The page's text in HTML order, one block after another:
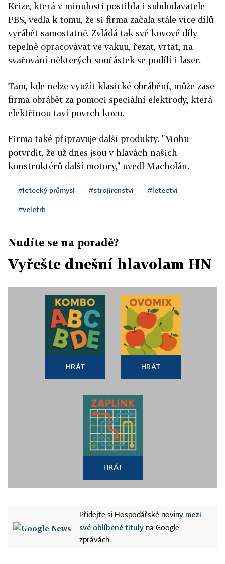
Krize, která v minulosti postihla i subdodavatele
PBS, vedla k tomu, že si firma začala stále více dílů
vyrábět samostatně. Zvládá tak své kovové díly
tepelně opracovávat ve vakuu, řezat, vrtat, na
svařování některých součástek se podílí i laser.
Tam, kde nelze využít klasické obrábění, může zase
firma obrábět za pomoci speciální elektrody, která
elektřinou taví povrch kovu.
Firma také připravuje další produkty. "Mohu
potvrdit, že už dnes jsou v hlavách našich
konstruktérů další motory," uvedl Macholán.
#letecký průmysl #strojírenství #letectví
#veletrh
Nudíte se na poradě?
Vyřešte dnešní hlavolam HN
HRÁT HRÁT
HRÁT
Přidejte si Hospodářské noviny mezi
své oblíbené tituly na Google
zprávách.